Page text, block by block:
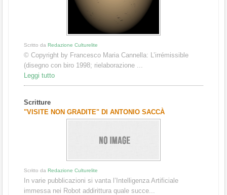
Scritto da Redazione Culturelite
© Copyright by Francesco Maria Cannella: L’irrémissible
(disegno con biro 1998; rielaborazione ...
Leggi tutto
Scritture
"VISITE NON GRADITE" DI ANTONIO SACCÀ
Scritto da Redazione Culturelite
In varie pubblicazioni si vanta l’Intelligenza Artificiale
immessa nei Robot addirittura quale succe...